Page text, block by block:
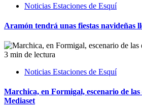
Noticias Estaciones de Esquí
Aramón tendrá unas fiestas navideñas
3 min de lectura
Noticias Estaciones de Esquí
Marchica, en Formigal, escenario de las
Mediaset